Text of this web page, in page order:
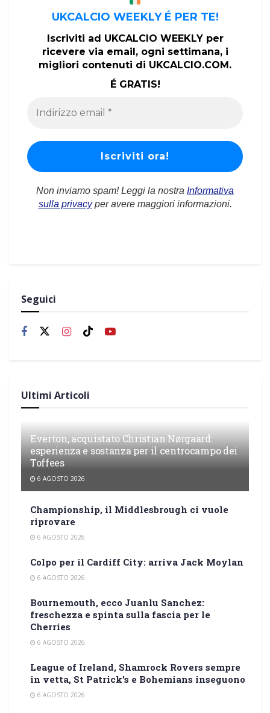
UKCALCIO WEEKLY É PER TE!
Iscriviti ad UKCALCIO WEEKLY per
ricevere via email, ogni settimana, i
migliori contenuti di UKCALCIO.COM.
É GRATIS!
Non inviamo spam! Leggi la nostra Informativa
sulla privacyper avere maggiori informazioni.
Seguici
Ultimi Articoli
Everton, acquistato Christian Nørgaard:
esperienza e sostanza per il centrocampo dei
Toffees
6 AGOSTO 2026
Championship, il Middlesbrough ci vuole
riprovare
6 AGOSTO 2026
Colpo per il Cardiff City: arriva Jack Moylan
6 AGOSTO 2026
Bournemouth, ecco Juanlu Sanchez:
freschezza e spinta sulla fascia per le
Cherries
6 AGOSTO 2026
League of Ireland, Shamrock Rovers sempre
in vetta, St Patrick’s e Bohemians inseguono
6 AGOSTO 2026